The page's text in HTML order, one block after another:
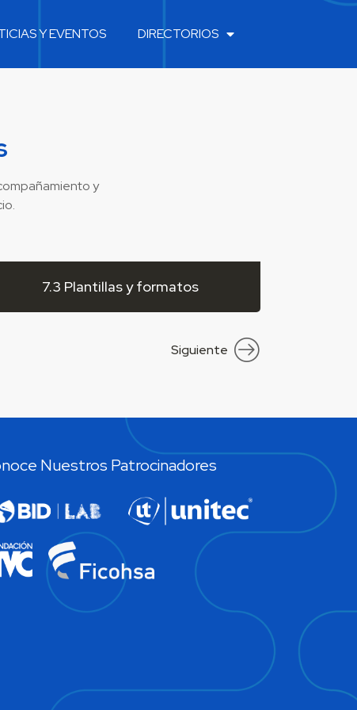
Y EVENTOS DIRECTORIOS
y
7.3 Plantillas y formatos
Siguiente
Nuestros Patrocinadores